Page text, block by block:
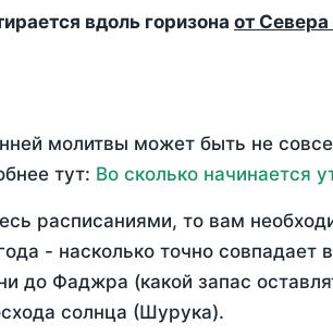
вдоль горизона от
молитвы может быть не
тут: Во сколько начинается
расписаниями, то вам
- насколько точно
до Фаджра (какой запас
солнца (Шурука).